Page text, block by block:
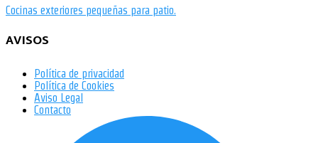
Cocinas exteriores pequeñas para patio.
AVISOS
Política de privacidad
Política de Cookies
Aviso Legal
Contacto